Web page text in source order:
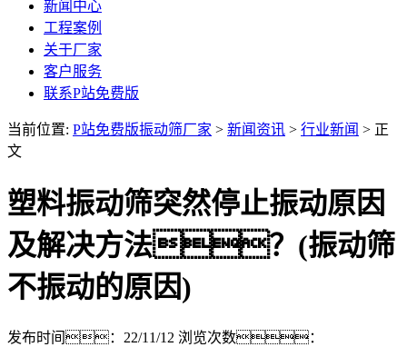
新闻中心
工程案例
关于厂家
客户服务
联系P站免费版
当前位置: P站免费版振动筛厂家 > 新闻资讯 > 行业新闻 > 正
文
塑料振动筛突然停止振动原因
及解决方法？(振动筛
不振动的原因)
发布时间：22/11/12 浏览次数：